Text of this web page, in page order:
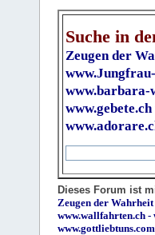
Suche in
Zeugen der
www.barbara-
www.gebete.ch
Dieses Forum ist
Zeugen der Wahrheit
www.wallfahrten.ch -
www.gottliebtuns.com